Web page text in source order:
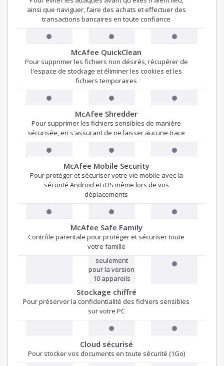
ainsi que naviguer, faire des achats et effectuer des
transactions bancaires en toute confiance
McAfee QuickClean
Pour supprimer les fichiers non désirés, récupérer de
l'espace de stockage et éliminer les cookies et les
fichiers temporaires
McAfee Shredder
Pour supprimer les fichiers sensibles de manière
sécurisée, en s'assurant de ne laisser aucune trace
McAfee Mobile Security
Pour protéger et sécuriser votre vie mobile avec la
sécurité Android et iOS même lors de vos
déplacements
McAfee Safe Family
Contrôle parentale pour protéger et sécuriser toute
votre famille
seulement
pour la version
10 appareils
Stockage chiffré
Pour préserver la confidentialité des fichiers sensibles
sur votre PC
Cloud sécurisé
Pour stocker vos documents en toute sécurité (1Go)